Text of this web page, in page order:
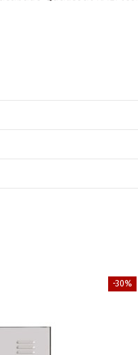
-30%